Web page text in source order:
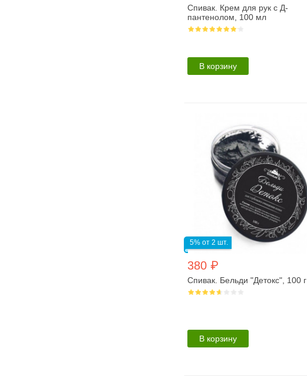
Спивак. Крем для рук с Д-
пантенолом, 100 мл
В корзину
5% от 2 шт.
380 ₽
Спивак. Бельди "Детокс", 100 г
В корзину